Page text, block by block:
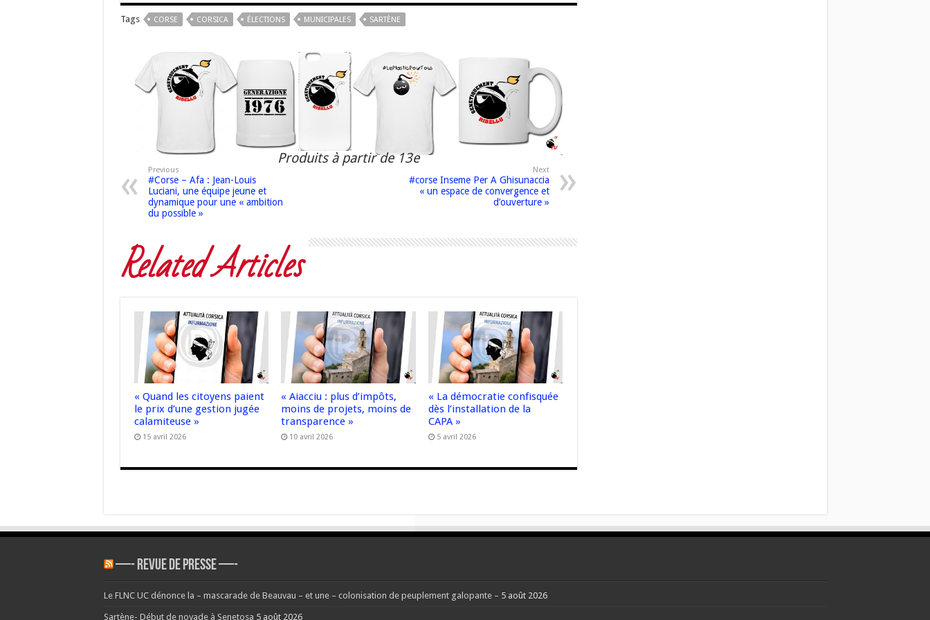
Tags CORSE CORSICA ÉLECTIONS MUNICIPALES SARTÈNE
Produits à partir de 13e
Previous
#Corse – Afa : Jean-Louis
Luciani, une équipe jeune et
dynamique pour une « ambition
du possible »
Next
#corse Inseme Per A Ghisunaccia
« un espace de convergence et
d’ouverture »
Related Articles
« Quand les citoyens paient
le prix d’une gestion jugée
calamiteuse »
15 avril 2026
« Aiacciu : plus d’impôts,
moins de projets, moins de
transparence »
10 avril 2026
« La démocratie confisquée
dès l’installation de la
CAPA »
5 avril 2026
—- REVUE DE PRESSE —-
Le FLNC UC dénonce la – mascarade de Beauvau – et une – colonisation de peuplement galopante – 5 août 2026
Sartène- Début de noyade à Senetosa 5 août 2026